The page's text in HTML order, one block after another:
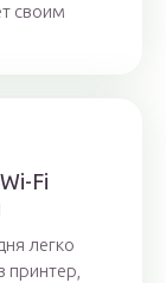
своим
Fi
легко
принтер,